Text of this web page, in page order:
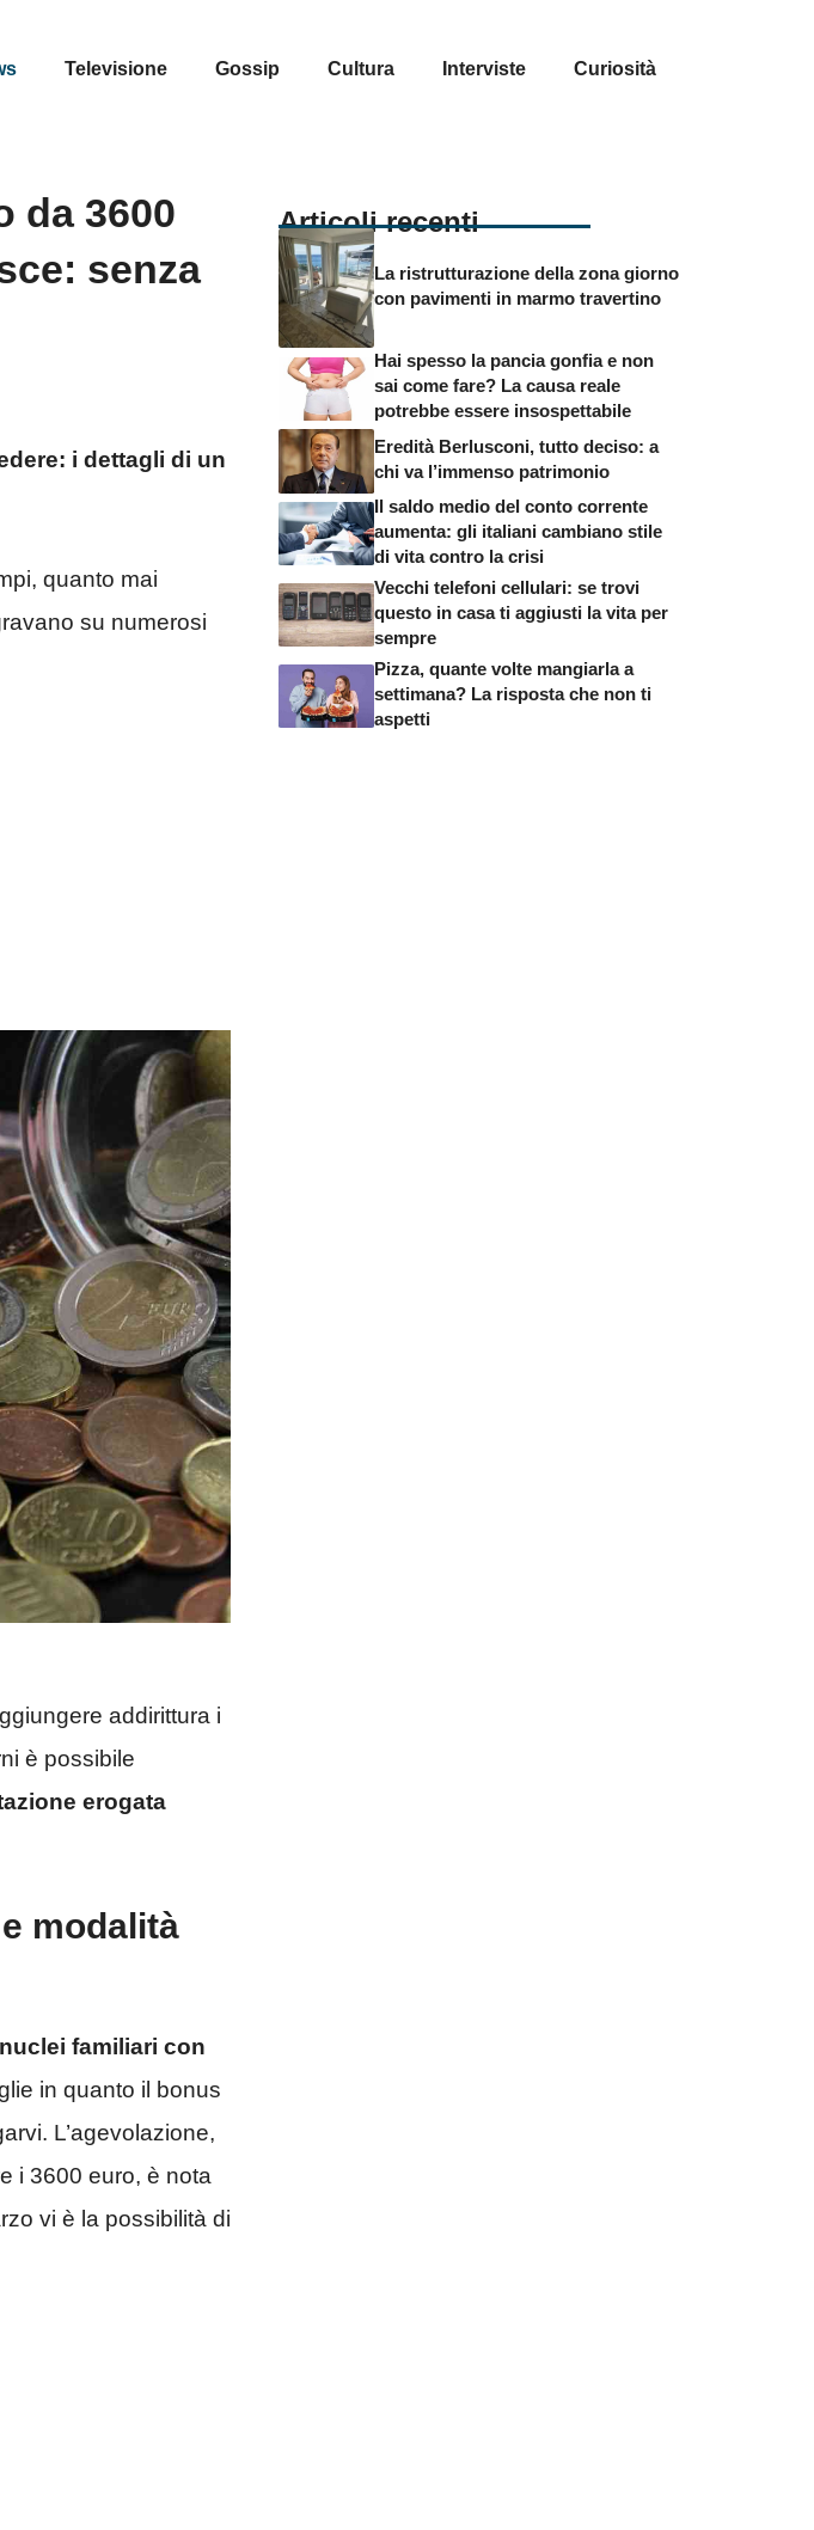
Televisione Gossip Cultura Interviste Curiosità
da 3600
senza
i dettagli di un
quanto mai
su numerosi
addirittura i
è possibile
erogata
modalità
familiari con
in quanto il bonus
L’agevolazione,
i 3600 euro, è nota
vi è la possibilità di
Articoli recenti
La ristrutturazione della zona giorno
con pavimenti in marmo travertino
Hai spesso la pancia gonfia e non
sai come fare? La causa reale
potrebbe essere insospettabile
Eredità Berlusconi, tutto deciso: a
chi va l’immenso patrimonio
Il saldo medio del conto corrente
aumenta: gli italiani cambiano stile
di vita contro la crisi
Vecchi telefoni cellulari: se trovi
questo in casa ti aggiusti la vita per
sempre
Pizza, quante volte mangiarla a
settimana? La risposta che non ti
aspetti